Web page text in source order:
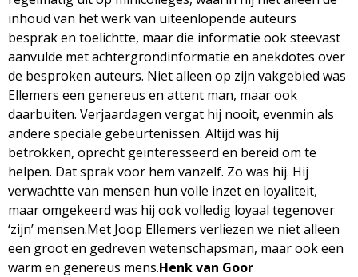
inhoud van het werk van uiteenlopende auteurs
besprak en toelichtte, maar die informatie ook steevast
aanvulde met achtergrondinformatie en anekdotes over
de besproken auteurs. Niet alleen op zijn vakgebied was
Ellemers een genereus en attent man, maar ook
daarbuiten. Verjaardagen vergat hij nooit, evenmin als
andere speciale gebeurtenissen. Altijd was hij
betrokken, oprecht geïnteresseerd en bereid om te
helpen. Dat sprak voor hem vanzelf. Zo was hij. Hij
verwachtte van mensen hun volle inzet en loyaliteit,
maar omgekeerd was hij ook volledig loyaal tegenover
‘zijn’ mensen.Met Joop Ellemers verliezen we niet alleen
een groot en gedreven wetenschapsman, maar ook een
warm en genereus mens.Henk van Goor